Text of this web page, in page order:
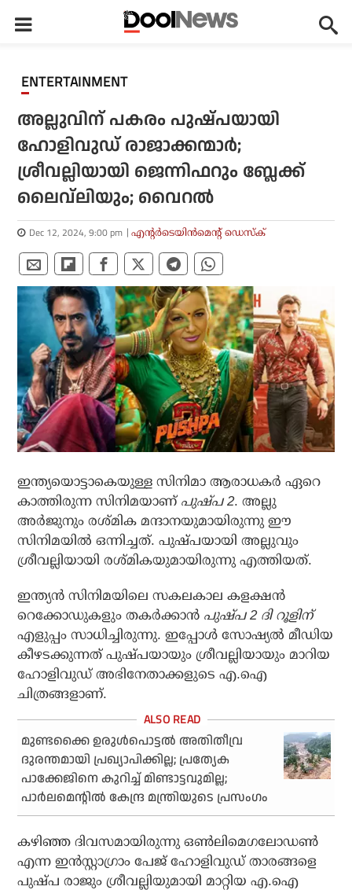
ENTERTAINMENT
അല്ലുവിന് പകരം പുഷ്പയായി
ഹോളിവുഡ് രാജാക്കന്മാര്‍;
ശ്രീവല്ലിയായി ജെന്നിഫറും ബ്ലേക്ക്
ലൈവ്‌ലിയും; വൈറല്‍
Dec 12, 2024, 9:00 pm എന്റര്‍ടെയിന്‍മെന്റ് ഡെസ്‌ക്
ഇന്ത്യയൊട്ടാകെയുള്ള സിനിമാ ആരാധകര്‍ ഏറെ
കാത്തിരുന്ന സിനിമയാണ് പുഷ്പ 2. അല്ലു
അര്‍ജുനും രശ്മിക മന്ദാനയുമായിരുന്നു ഈ
സിനിമയില്‍ ഒന്നിച്ചത്. പുഷ്പയായി അല്ലുവും
ശ്രീവല്ലിയായി രശ്മികയുമായിരുന്നു എത്തിയത്.
ഇന്ത്യന്‍ സിനിമയിലെ സകലകാല കളക്ഷന്‍
റെക്കോഡുകളും തകര്‍ക്കാന്‍ പുഷ്പ 2 ദി റൂളിന്
എളുപ്പം സാധിച്ചിരുന്നു. ഇപ്പോള്‍ സോഷ്യല്‍ മീഡിയ
കീഴടക്കുന്നത് പുഷ്പയായും ശ്രീവല്ലിയായും മാറിയ
ഹോളിവുഡ് അഭിനേതാക്കളുടെ എ.ഐ
ചിത്രങ്ങളാണ്.
മുണ്ടക്കൈ ഉരുള്‍പൊട്ടല്‍ അതിതീവ്ര
ദുരന്തമായി പ്രഖ്യാപിക്കില്ല; പ്രത്യേക
പാക്കേജിനെ കുറിച്ച് മിണ്ടാട്ടവുമില്ല;
പാര്‍ലമെന്റില്‍ കേന്ദ്ര മന്ത്രിയുടെ പ്രസംഗം
കഴിഞ്ഞ ദിവസമായിരുന്നു ഒണ്‍ലിമെഗലോഡണ്‍
എന്ന ഇന്‍സ്റ്റാഗ്രാം പേജ് ഹോളിവുഡ് താരങ്ങളെ
പുഷ്പ രാജും ശ്രീവല്ലിയുമായി മാറ്റിയ എ.ഐ